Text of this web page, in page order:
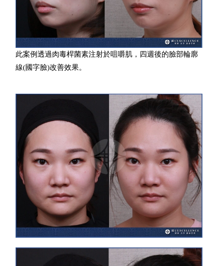
此案例透過肉毒桿菌素注射於咀嚼肌，四週後的臉部輪廓
線(國字臉)改善效果。​